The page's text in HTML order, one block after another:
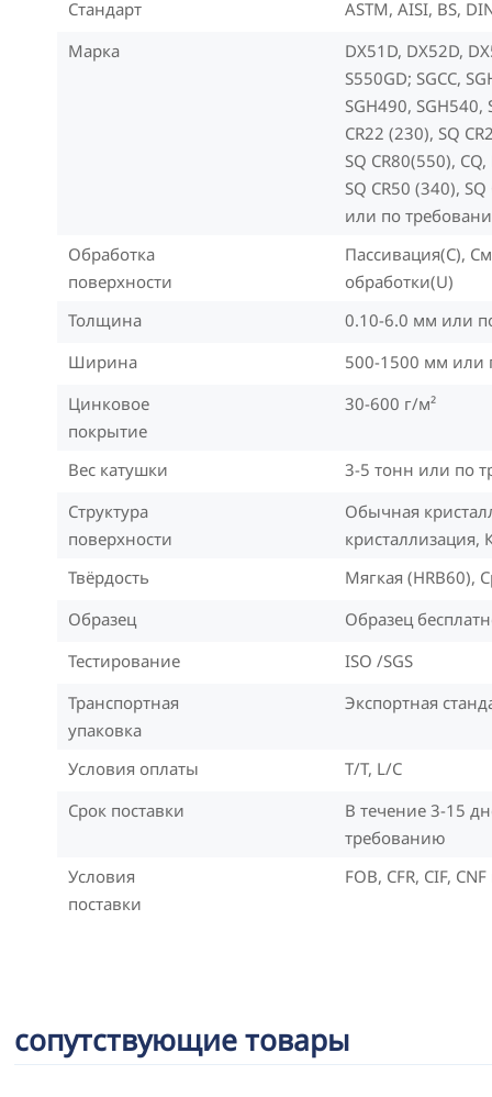
Стандарт
ASTM, AISI, BS,
Марка
DX51D, DX52D,
S550GD; SGCC,
SGH490, SGH540,
CR22 (230), SQ
SQ CR80(550),
SQ CR50 (340),
или по
Обработка
поверхности
Пассивация(C),
обработки(U)
Толщина
0.10-6.0 мм или
Ширина
500-1500 мм или
Цинковое
покрытие
30-600 г/м²
Вес катушки
3-5 тонн или по
Структура
поверхности
Обычная
кристаллизация,
Твёрдость
Мягкая (HRB60),
Образец
Образец
Тестирование
ISO /SGS
Транспортная
упаковка
Экспортная
Условия оплаты
T/T, L/C
Срок поставки
В течение 3-15
требованию
Условия
поставки
FOB, CFR, CIF,
сопутствующие товары